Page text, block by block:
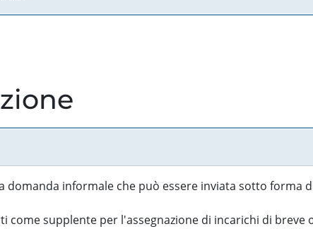
domanda informale che può essere inviata sotto forma
supplente per l'assegnazione di incarichi di breve